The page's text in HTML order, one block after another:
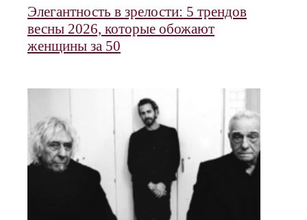
Элегантность в зрелости: 5 трендов
весны 2026, которые обожают
женщины за 50